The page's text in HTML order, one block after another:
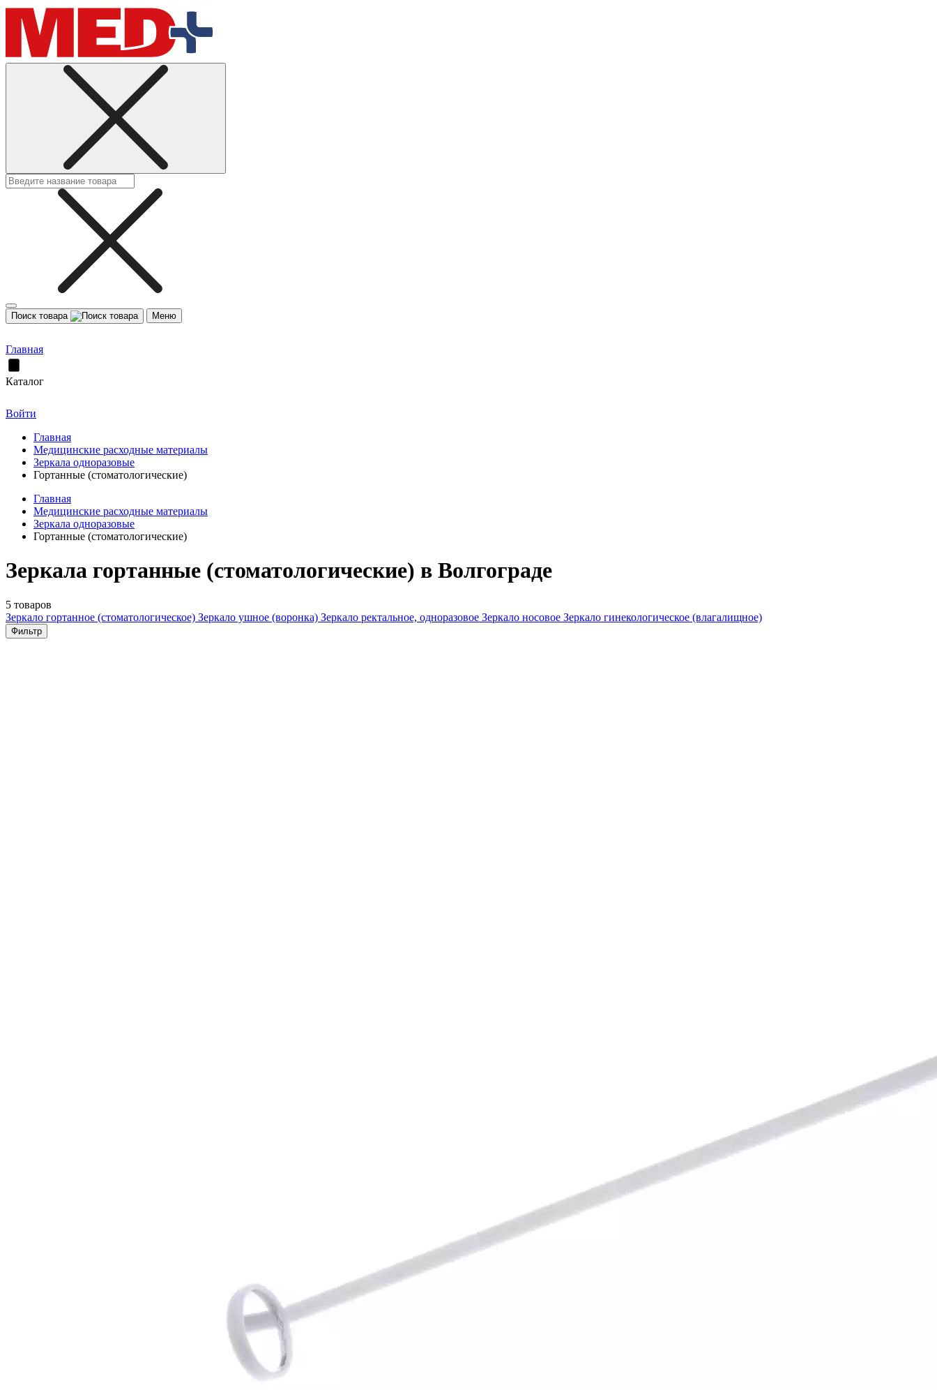
Поиск товара Меню
Главная
Каталог
Войти
Главная
Медицинские расходные материалы
Зеркала одноразовые
Гортанные (стоматологические)
Главная
Медицинские расходные материалы
Зеркала одноразовые
Гортанные (стоматологические)
Зеркала гортанные (стоматологические) в Волгограде
5 товаров
Зеркало гортанное (стоматологическое) Зеркало ушное (воронка) Зеркало ректальное, одноразовое Зеркало носовое Зеркало гинекологическое (влагалищное)
Фильтр